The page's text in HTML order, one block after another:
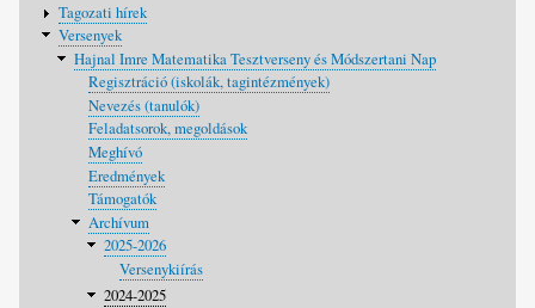
navigáció
Tagozati hírek
Versenyek
Hajnal Imre Matematika Tesztverseny és Módszertani Nap
Regisztráció (iskolák, tagintézmények)
Nevezés (tanulók)
Feladatsorok, megoldások
Meghívó
Eredmények
Támogatók
Archívum
2025-2026
Versenykiírás
2024-2025